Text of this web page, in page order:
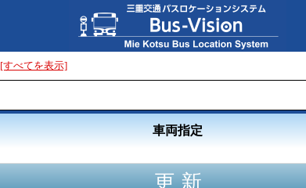
[すべてを表示]
車両指定